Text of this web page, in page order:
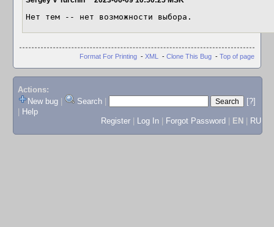
Нет тем -- нет возможности выбора.
Format For Printing - XML - Clone This Bug - Top of page
Actions:
New bug
Search
[?]
Help
Register
Log In Forgot Password EN RU